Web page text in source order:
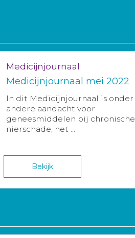
Medicijnjournaal
Medicijnjournaal mei 2022
In dit Medicijnjournaal is onder
andere aandacht voor
geneesmiddelen bij chronische
nierschade, het ...
Bekijk